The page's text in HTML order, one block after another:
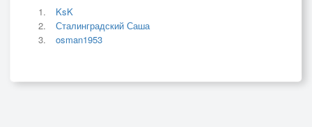
KsK
Сталинградский Саша
osman1953